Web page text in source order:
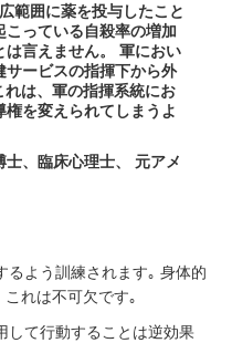
範囲に薬を投与したこと
っている自殺率の増加
は言えません。 軍におい
サービスの指揮下から外
は、軍の指揮系統にお
を変えられてしまうよ
、臨床心理士、 元アメ
るよう訓練されます｡ 身体的
れは不可欠です｡
して行動することは逆効果